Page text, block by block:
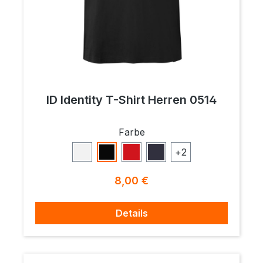
ID Identity T-Shirt Herren 0514
Farbeauswählen
Weiß Schwarz
Rot Navy
+2
Regulärer Preis:
8,00 €
Details